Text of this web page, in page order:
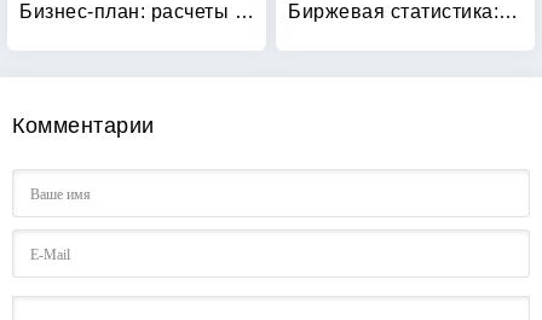
Бизнес-план: расчеты по шагам Биржевая статистика: Учебное пособие
Комментарии